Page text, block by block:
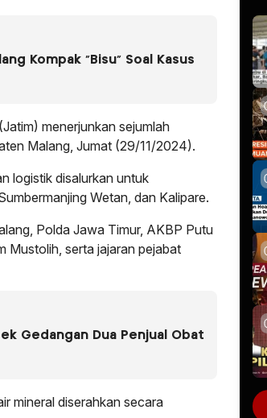
Kompak “Bisu” Soal Kasus
menerjunkan sejumlah
Malang, Jumat (29/11/2024).
logistik disalurkan untuk
Wetan, dan Kalipare.
Polda Jawa Timur, AKBP Putu
Mustolih, serta jajaran pejabat
Gedangan Dua Penjual Obat
mineral diserahkan secara